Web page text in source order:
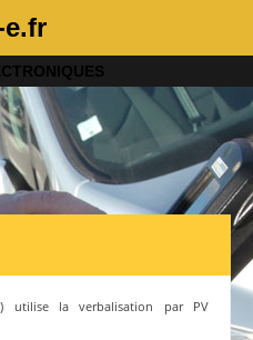
e.fr
) utilise la verbalisation par PV